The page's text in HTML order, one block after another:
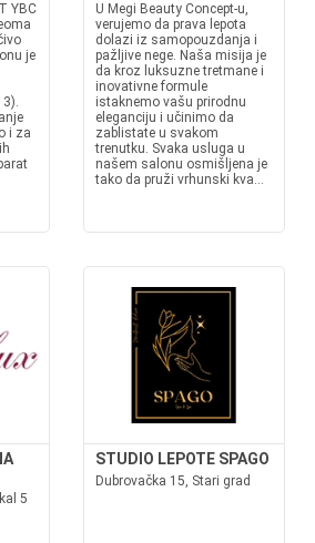
YBC
je
3).
i za
U Megi Beauty Concept-u,
verujemo da prava lepota
dolazi iz samopouzdanja i
pažljive nege. Naša misija je
da kroz luksuzne tretmane i
inovativne formule
istaknemo vašu prirodnu
eleganciju i učinimo da
zablistate u svakom
trenutku. Svaka usluga u
našem salonu osmišljena je
tako da pruži vrhunski kva...
5
STUDIO LEPOTE SPAGO
Dubrovačka 15, Stari grad